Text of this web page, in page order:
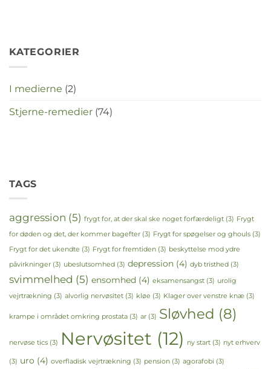
KATEGORIER
I medierne (2)
Stjerne-remedier (74)
TAGS
aggression (5) frygt for, at der skal ske noget forfærdeligt (3) Frygt
for døden og det, der kommer bagefter (3) Frygt for spøgelser og ghouls (3)
Frygt for det ukendte (3) Frygt for fremtiden (3) beskyttelse mod ydre
påvirkninger (3) ubeslutsomhed (3) depression (4) dyb tristhed (3)
svimmelhed (5) ensomhed (4) eksamensangst (3) urolig
vejrtrækning (3) alvorlig nervøsitet (3) kløe (3) Klager over venstre knæ (3)
krampe i området omkring prostata (3) ar (3) Sløvhed (8)
nervøse tics (3) Nervøsitet (12) ny start (3) nyt erhverv
(3) uro (4) overfladisk vejrtrækning (3) pension (3) agorafobi (3)